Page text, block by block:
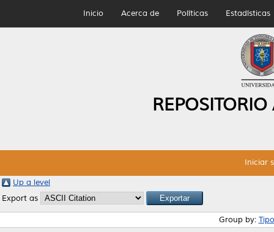
Inicio Acerca de Políticas Estadísticas
Iniciar
Up a level
Export as
Group by: